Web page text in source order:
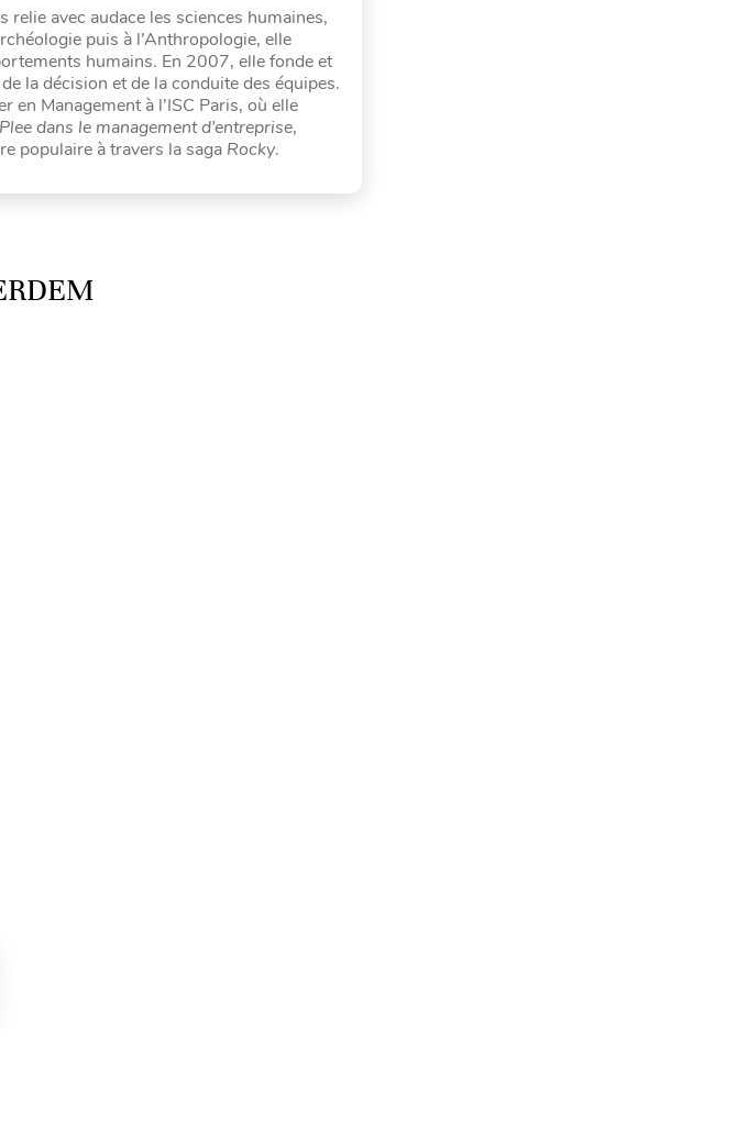
avec audace les sciences humaines,
puis à l’Anthropologie, elle
humains. En 2007, elle fonde et
la décision et de la conduite des équipes.
Management à l’ISC Paris, où elle
dans le management d’entreprise,
populaire à travers la saga Rocky.